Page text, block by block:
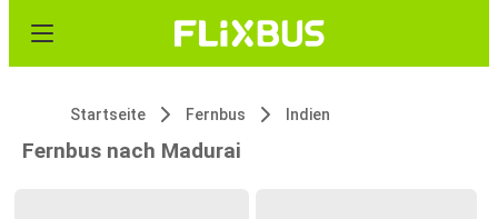
Startseite Fernbus Indien
Fernbus nach Madurai